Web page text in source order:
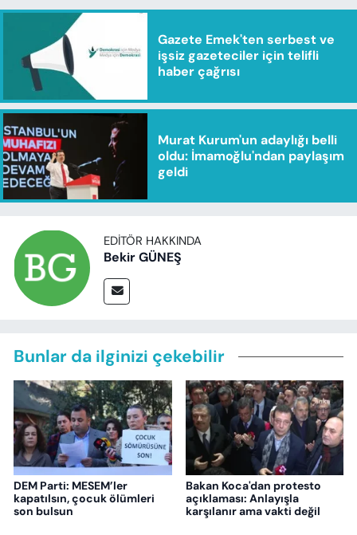
Gazete Emek'ten serbest ve
işsiz gazeteciler için telifli
haber çağrısı
Murat Kurum'un adaylığı belli
oldu: İmamoğlu'ndan paylaşım
geldi
EDITÖR HAKKINDA
Bekir GÜNEŞ
Bunlar da ilginizi çekebilir
DEM Parti: MESEM’ler
kapatılsın, çocuk ölümleri
son bulsun
Bakan Koca'dan protesto
açıklaması: Anlayışla
karşılanır ama vakti değil